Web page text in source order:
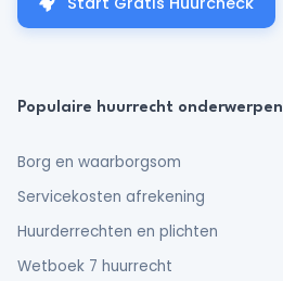
Populaire huurrecht onderwerpen
Borg en waarborgsom
Servicekosten afrekening
Huurderrechten en plichten
Wetboek 7 huurrecht